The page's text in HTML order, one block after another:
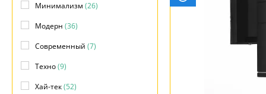
Минимализм (26)
Модерн (36)
Современный (7)
Техно(9)
Хай-тек(52)